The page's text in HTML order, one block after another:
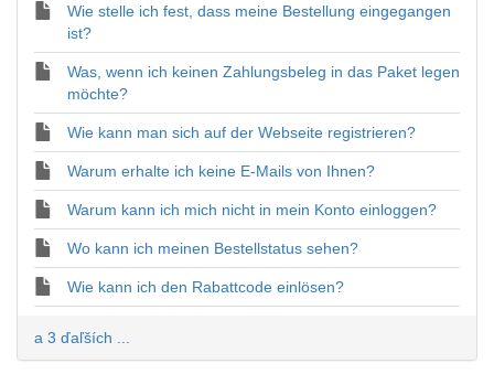
Wie stelle ich fest, dass meine Bestellung eingegangen
ist?
Was, wenn ich keinen Zahlungsbeleg in das Paket legen
möchte?
Wie kann man sich auf der Webseite registrieren?
Warum erhalte ich keine E-Mails von Ihnen?
Warum kann ich mich nicht in mein Konto einloggen?
Wo kann ich meinen Bestellstatus sehen?
Wie kann ich den Rabattcode einlösen?
a 3 ďaľších ...